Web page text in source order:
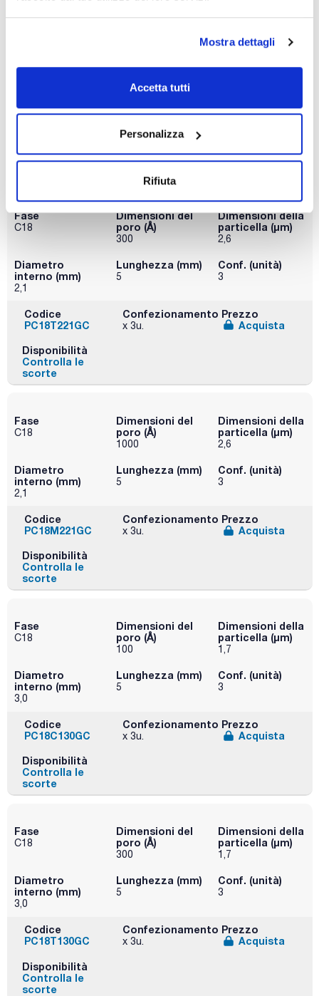
Mostra dettagli
Accetta tutti
Personalizza
Rifiuta
C18
poro (Å)
particella (μm)
interno (mm)
5 3
Codice
PC18C221GC
ConfezionamentoPrezzo
Acquista
Controlla le
Fase
C18
Dimensioni del
poro (Å)
300
Dimensioni della
particella (μm)
2,6
Diametro
interno (mm)
2,1
Lunghezza (mm)
5
Conf. (unità)
3
Codice
PC18T221GC
Confezionamento
x 3u.
Prezzo
Acquista
Disponibilità
Controlla le
scorte
Fase
C18
Dimensioni del
poro (Å)
1000
Dimensioni della
particella (μm)
2,6
Diametro
interno (mm)
2,1
Lunghezza (mm)
5
Conf. (unità)
3
Codice
PC18M221GC
Confezionamento
x 3u.
Prezzo
Acquista
Disponibilità
Controlla le
scorte
Fase
C18
Dimensioni del
poro (Å)
100
Dimensioni della
particella (μm)
1,7
Diametro
interno (mm)
3,0
Lunghezza (mm)
5
Conf. (unità)
3
Codice
PC18C130GC
Confezionamento
x 3u.
Prezzo
Acquista
Disponibilità
Controlla le
scorte
Fase
C18
Dimensioni del
poro (Å)
300
Dimensioni della
particella (μm)
1,7
Diametro
interno (mm)
3,0
Lunghezza (mm)
5
Conf. (unità)
3
Codice
PC18T130GC
Confezionamento
x 3u.
Prezzo
Acquista
Disponibilità
Controlla le
scorte